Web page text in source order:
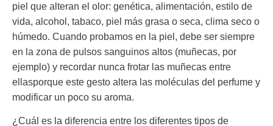
piel que alteran el olor: genética, alimentación, estilo de
vida, alcohol, tabaco, piel más grasa o seca, clima seco o
húmedo. Cuando probamos en la piel, debe ser siempre
en la zona de pulsos sanguinos altos (muñecas, por
ejemplo) y recordar nunca frotar las muñecas entre
ellasporque este gesto altera las moléculas del perfume y
modificar un poco su aroma.
¿Cuál es la diferencia entre los diferentes tipos de